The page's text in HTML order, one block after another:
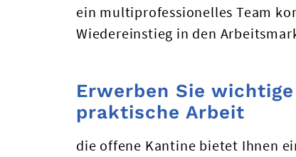
ein multiprofessionelles Team
Wiedereinstieg in den
Erwerben Sie
praktische Arbeit
die offene Kantine bietet Ihnen